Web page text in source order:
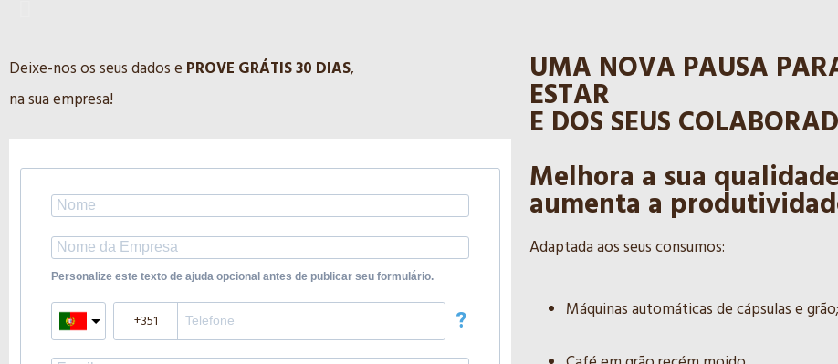
UMA NOVA PAUSA NA SUA EMPRESA
Deixe-nos os seus dados e PROVE GRÁTIS 30 DIAS,
na sua empresa!
Personalize este texto de ajuda opcional antes de publicar seu formulário.
?
UMA NOVA PAUSA
ESTAR
E DOS SEUS
Melhora a sua
aumenta a
Adaptada aos seus consumos:
Máquinas automáticas de cápsulas e grão;